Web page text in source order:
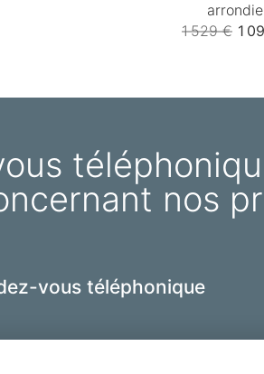
arrondie
1
1 529 €
nos
vous téléphonique